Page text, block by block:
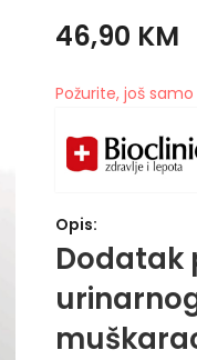
46,90 KM
Požurite, još
Opis:
Dodatak